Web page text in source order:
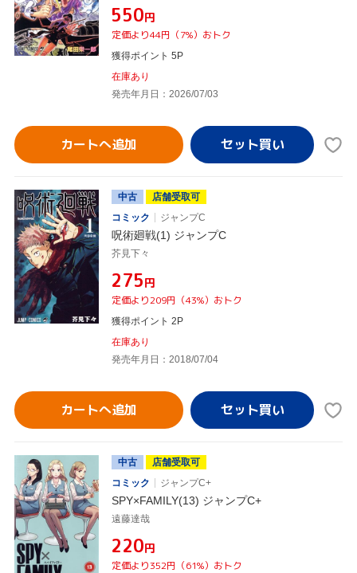
¥550円
定価より44円（7%）おトク
獲得ポイント 5P
在庫あり
発売年月日：2026/07/03
カートへ追加
中古
店舗受取可
コミック
ジャンプC
呪術廻戦(1) ジャンプC
芥見下々
¥275円
定価より209円（43%）おトク
獲得ポイント 2P
在庫あり
発売年月日：2018/07/04
カートへ追加
中古
店舗受取可
コミック
ジャンプC+
SPY×FAMILY(13) ジャンプC+
遠藤達哉
¥220円
定価より352円（61%）おトク